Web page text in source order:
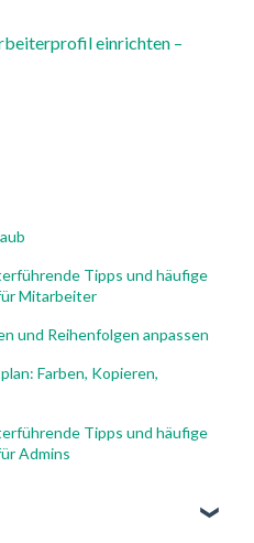
einrichten –
Tipps und häufige
Mitarbeiter
und Reihenfolgen anpassen
Farben, Kopieren,
Tipps und häufige
Admins